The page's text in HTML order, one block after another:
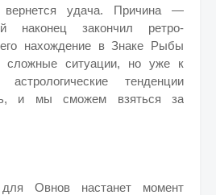
удача. Причина —
наконец закончил ретро-
нахождение в Знаке Рыбы
сложные ситуации, но уже к
тенденции
и мы сможем взяться за
Овнов настанет момент